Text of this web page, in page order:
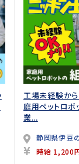
工場未経験か
庭用ペットロボ
業...
静岡県伊豆
時給 1,200